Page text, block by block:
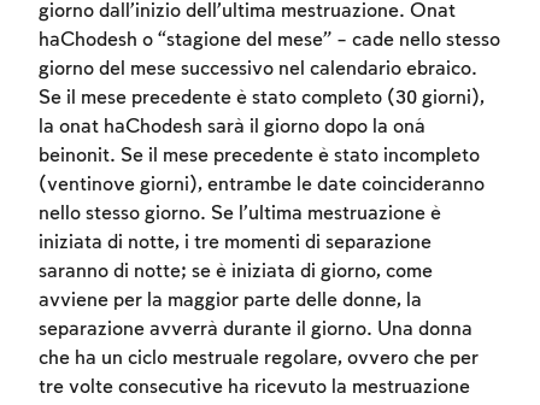
giorno dall’inizio dell’ultima mestruazione. Onat
haChodesh o “stagione del mese” – cade nello stesso
giorno del mese successivo nel calendario ebraico.
Se il mese precedente è stato completo (30 giorni),
la onat haChodesh sarà il giorno dopo la oná
beinonit. Se il mese precedente è stato incompleto
(ventinove giorni), entrambe le date coincideranno
nello stesso giorno. Se l’ultima mestruazione è
iniziata di notte, i tre momenti di separazione
saranno di notte; se è iniziata di giorno, come
avviene per la maggior parte delle donne, la
separazione avverrà durante il giorno. Una donna
che ha un ciclo mestruale regolare, ovvero che per
tre volte consecutive ha ricevuto la mestruazione
Account required
To mark concepts as learned, you'll need
to create an account or log in.
Sign up Login